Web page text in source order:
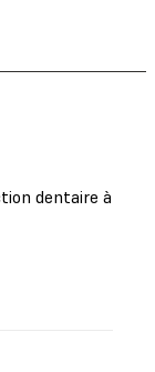
dentaire à